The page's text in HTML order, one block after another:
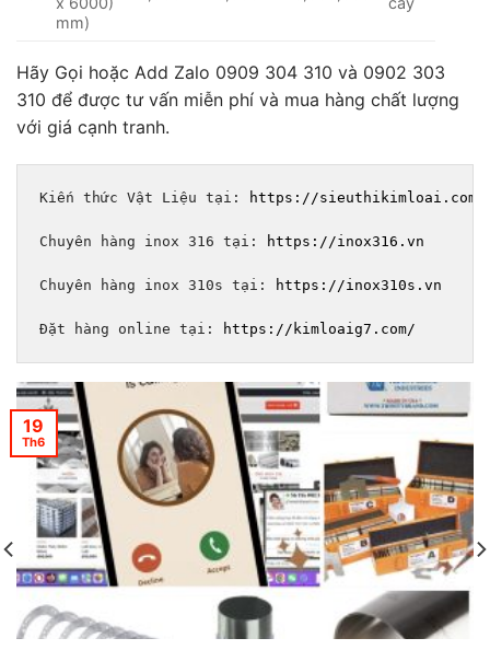
mm)
Hãy Gọi hoặc Add Zalo 0909 304 310 và 0902 303
310 để được tư vấn miễn phí và mua hàng chất lượng
với giá cạnh tranh.
Kiến thức Vật Liệu tại: https://sieuthikimloai.com/
Chuyên hàng inox 316 tại: https://inox316.vn
Chuyên hàng inox 310s tại: https://inox310s.vn
Đặt hàng online tại: https://kimloaig7.com/
19
Th6